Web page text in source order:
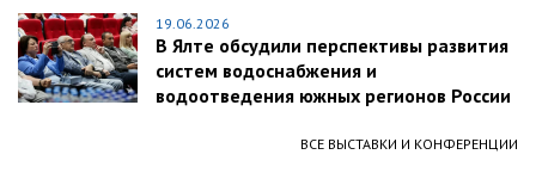
19.06.2026
В Ялте обсудили перспективы развития
систем водоснабжения и
водоотведения южных регионов России
ВСЕ ВЫСТАВКИ И КОНФЕРЕНЦИИ